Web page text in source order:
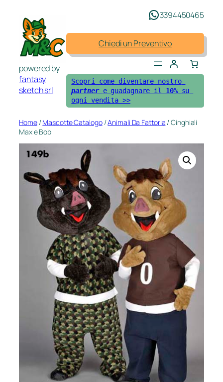
contenuto
powered by
fantasy
sketch srl
3394450465
Chiedi un Preventivo
Scopri come diventare nostro
partner e guadagnare il 10% su
ogni vendita >>
Home/Mascotte Catalogo/Animali Da Fattoria / Cinghiali
Max e Bob